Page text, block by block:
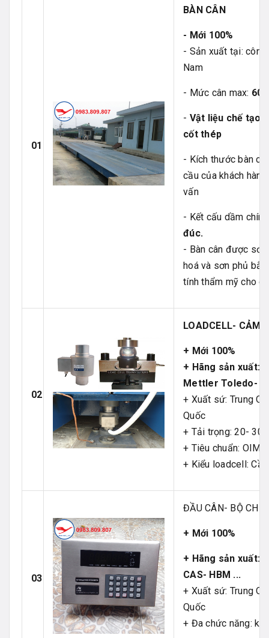
01
BÀN CÂN
- Mới 100%
- Sản xuất tại:
Nam
- Mức cân max:
- Vật liệu chế tạo:
cốt thép
- Kích thước bàn
cầu của khách
vấn
- Kết cấu dầm
đúc.
- Bàn cân được
hoá và sơn phủ
tính thẩm mỹ cho
02
LOADCELL- CẢM
+ Mới 100%
+ Hãng sản xuất:
Mettler Toledo-
+ Xuất sứ: Trung
Quốc
+ Tải trọng: 20-
+ Tiêu chuẩn: OIML
+ Kiểu loadcell:
03
ĐẦU CÂN- BỘ CHỈ
+ Mới 100%
+ Hãng sản xuất:
CAS- HBM ...
+ Xuất sứ: Trung
Quốc
+ Đa chức năng: